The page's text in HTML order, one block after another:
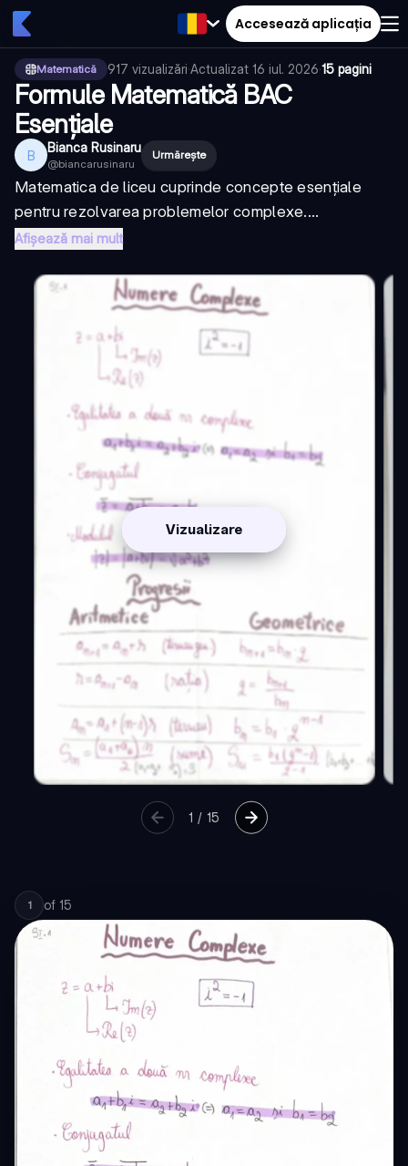
Accesează aplicația
Matematică 917 vizualizări·Actualizat 16 iul. 2026·15 pagini
Formule Matematică BAC
Esențiale
B Bianca Rusinaru
@biancarusinaru
Urmărește
Matematica de liceu cuprinde concepte esențiale
pentru rezolvarea problemelor complexe....
Afișează mai mult
Vizualizare
1 / 15
1 of 15